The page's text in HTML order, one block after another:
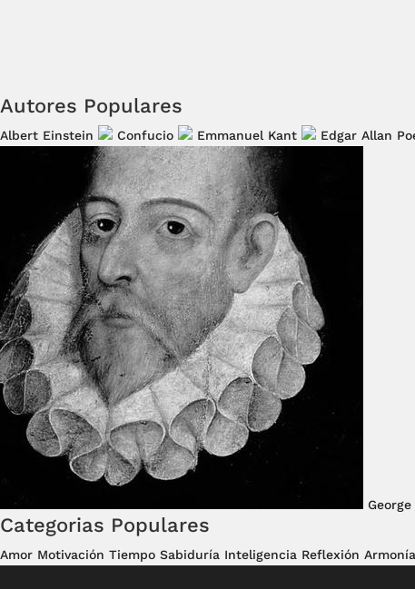
Autores Populares
Albert Einstein Confucio Emmanuel Kant Edgar Allan
Categorias Populares
Amor Motivación Tiempo Sabiduría Inteligencia Reflexión Armonía